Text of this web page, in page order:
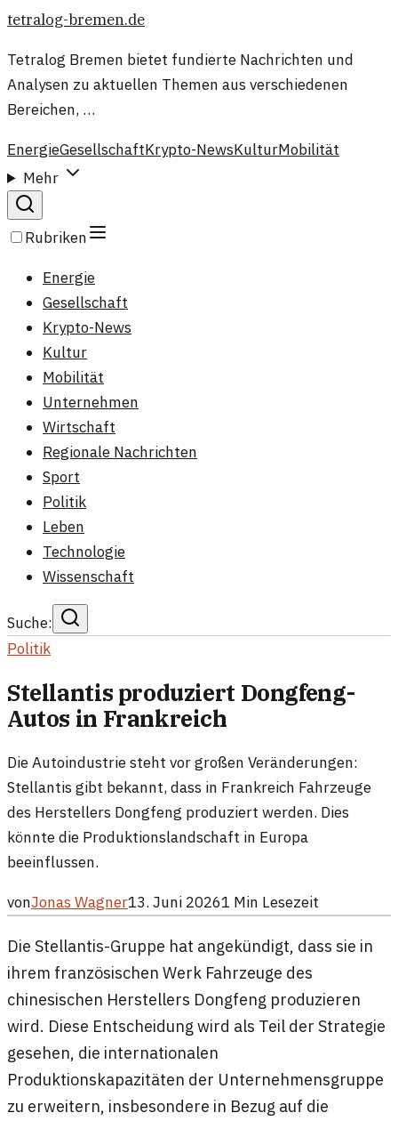
tetralog-bremen.de
Tetralog Bremen bietet fundierte Nachrichten und
Analysen zu aktuellen Themen aus verschiedenen
Bereichen, …
EnergieGesellschaftKrypto-NewsKulturMobilität
Mehr
Rubriken
Energie
Gesellschaft
Krypto-News
Kultur
Mobilität
Unternehmen
Wirtschaft
Regionale Nachrichten
Sport
Politik
Leben
Technologie
Wissenschaft
Suche:
Politik
Stellantis produziert Dongfeng-
Autos in Frankreich
Die Autoindustrie steht vor großen Veränderungen:
Stellantis gibt bekannt, dass in Frankreich Fahrzeuge
des Herstellers Dongfeng produziert werden. Dies
könnte die Produktionslandschaft in Europa
beeinflussen.
vonJonas Wagner13. Juni 20261 Min Lesezeit
Die Stellantis-Gruppe hat angekündigt, dass sie in
ihrem französischen Werk Fahrzeuge des
chinesischen Herstellers Dongfeng produzieren
wird. Diese Entscheidung wird als Teil der Strategie
gesehen, die internationalen
Produktionskapazitäten der Unternehmensgruppe
zu erweitern, insbesondere in Bezug auf die